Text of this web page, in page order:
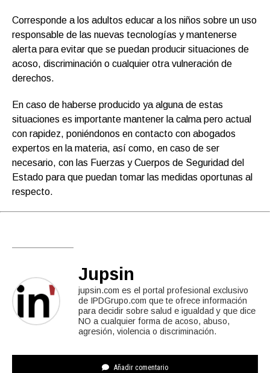
Corresponde a los adultos educar a los niños sobre un uso
responsable de las nuevas tecnologías y mantenerse
alerta para evitar que se puedan producir situaciones de
acoso, discriminación o cualquier otra vulneración de
derechos.
En caso de haberse producido ya alguna de estas
situaciones es importante mantener la calma pero actual
con rapidez, poniéndonos en contacto con abogados
expertos en la materia, así como, en caso de ser
necesario, con las Fuerzas y Cuerpos de Seguridad del
Estado para que puedan tomar las medidas oportunas al
respecto.
Jupsin
jupsin.com es el portal profesional exclusivo
de IPDGrupo.com que te ofrece información
para decidir sobre salud e igualdad y que dice
NO a cualquier forma de acoso, abuso,
agresión, violencia o discriminación.
Añadir comentario